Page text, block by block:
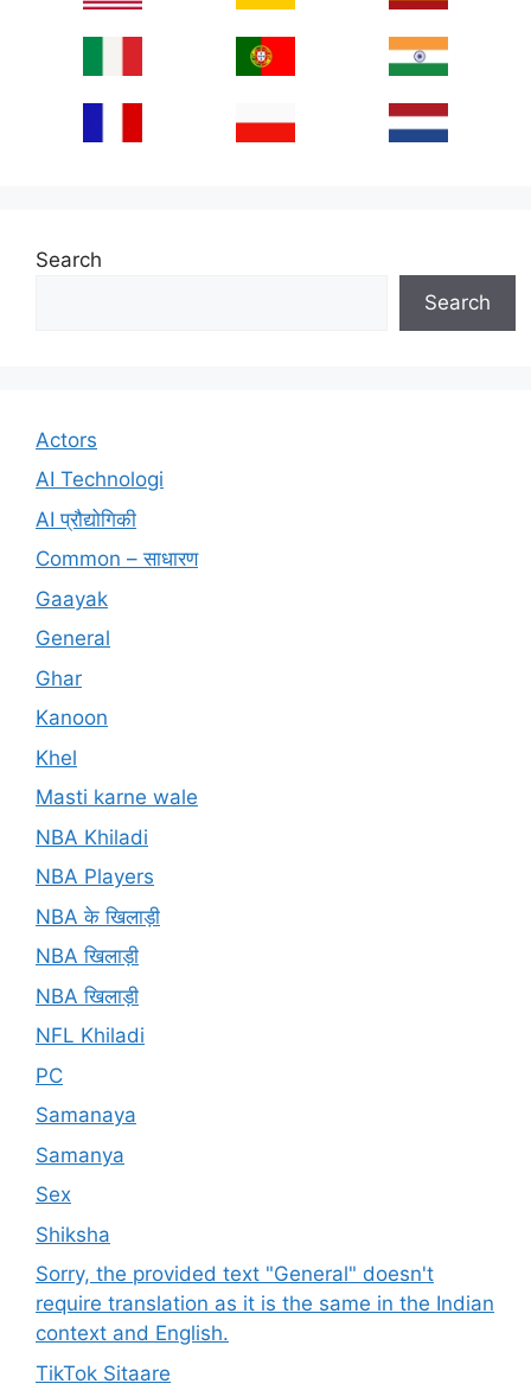
Search
Search
Actors
AI Technologi
AI प्रौद्योगिकी
Common – साधारण
Gaayak
General
Ghar
Kanoon
Khel
Masti karne wale
NBA Khiladi
NBA Players
NBA के खिलाड़ी
NBA खिलाड़ी
NBA खिलाड़ी
NFL Khiladi
PC
Samanaya
Samanya
Sex
Shiksha
Sorry, the provided text "General" doesn't
require translation as it is the same in the Indian
context and English.
TikTok Sitaare